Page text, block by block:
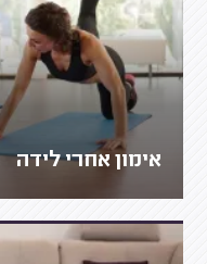
אימון אחרי לידה